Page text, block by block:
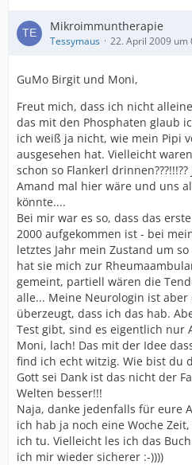
Mikroimmuntherapie
Tessymaus 22. April 2009 um
GuMo Birgit und Moni,
Freut mich, dass ich nicht
das mit den Phosphaten glaub
ich weiß ja nicht, wie mein Pipi
ausgesehen hat. Vielleicht
schon so Flankerl
Amand mal hier wäre und uns
könnte....
Bei mir war es so, dass das
2000 aufgekommen ist - bei
letztes Jahr mein Zustand um
hat sie mich zur
gemeint, partiell wären die
alle... Meine Neurologin ist
überzeugt, dass ich das hab.
Test gibt, sind es eigentlich nur
Moni, lach! Das mit der Idee
find ich echt witzig. Wie bist du
Gott sei Dank ist das nicht der
Welten besser!!!
Naja, danke jedenfalls für eure
ich hab ja noch eine Woche
ich tu. Vielleicht les ich das
ich mir wieder sicherer :-))))